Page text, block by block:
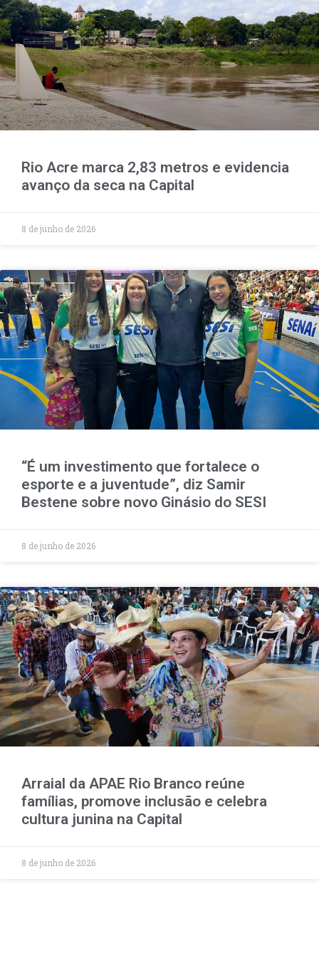
Rio Acre marca 2,83 metros e evidencia
avanço da seca na Capital
8 de junho de 2026
“É um investimento que fortalece o
esporte e a juventude”, diz Samir
Bestene sobre novo Ginásio do SESI
8 de junho de 2026
Arraial da APAE Rio Branco reúne
famílias, promove inclusão e celebra
cultura junina na Capital
8 de junho de 2026